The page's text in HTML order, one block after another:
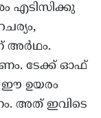
എടിസിക്കു
അർഥം.
ടേക്ക് ഓഫ്
ഈ ഉയരം
അത് ഇവിടെ